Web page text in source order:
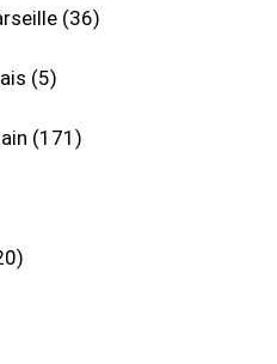
36
5
171